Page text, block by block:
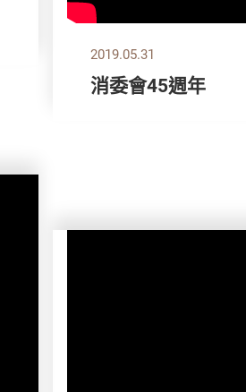
2019.05.31
消委會45週年